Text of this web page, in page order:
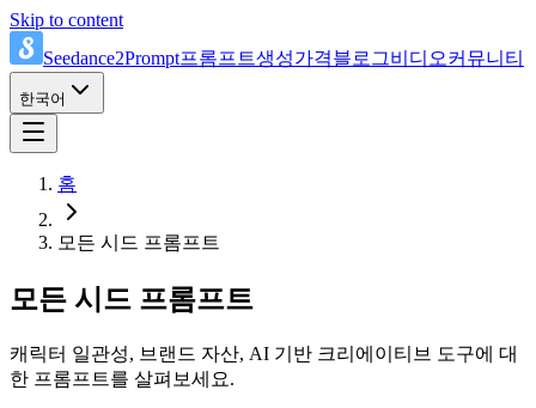
Skip to content
Seedance2Prompt프롬프트생성가격블로그비디오커뮤니티
한국어
홈
모든 시드 프롬프트
모든 시드 프롬프트
캐릭터 일관성, 브랜드 자산, AI 기반 크리에이티브 도구에 대
한 프롬프트를 살펴보세요.